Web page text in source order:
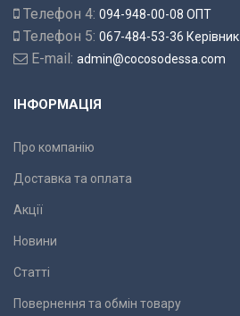
Телефон 4: 094-948-00-08 ОПТ
Телефон 5: 067-484-53-36 Керівник
E-mail: admin@cocosodessa.com
ІНФОРМАЦІЯ
Про компанію
Доставка та оплата
Акції
Новини
Статті
Повернення та обмін товару